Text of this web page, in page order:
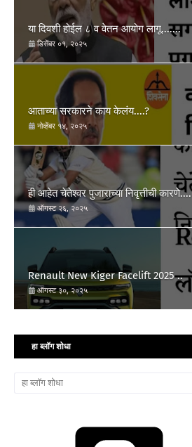
या दिवशी होईल ८ व वेतन आयोग लागू.......
डिसेंबर ०१, २०२५
आताच्या सरकारने काय केलंय....?
नोव्हेंबर १४, २०२५
ही आहेत चेतेश्वर पुजाराच्या निवृत्तीची कारणे....
ऑगस्ट २६, २०२५
Renault New Kiger Facelift 2025 ..
ऑगस्ट ३०, २०२५
हा ब्लॉग शोधा